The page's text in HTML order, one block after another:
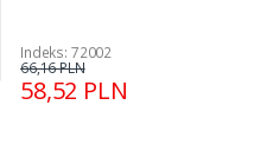
Indeks: 72002
58,52 PLN
66,16 PLN